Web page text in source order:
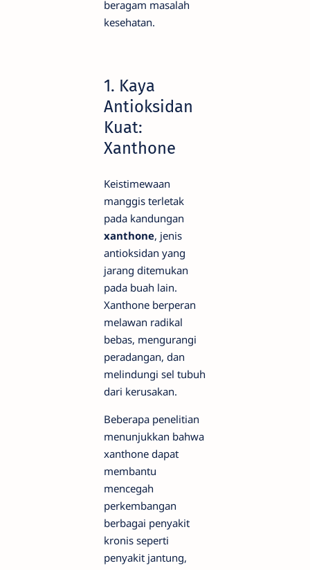
beragam masalah
kesehatan.
1. Kaya
Antioksidan
Kuat:
Xanthone
Keistimewaan
manggis terletak
pada kandungan
xanthone, jenis
antioksidan yang
jarang ditemukan
pada buah lain.
Xanthone berperan
melawan radikal
bebas, mengurangi
peradangan, dan
melindungi sel tubuh
dari kerusakan.
Beberapa penelitian
menunjukkan bahwa
xanthone dapat
membantu
mencegah
perkembangan
berbagai penyakit
kronis seperti
penyakit jantung,